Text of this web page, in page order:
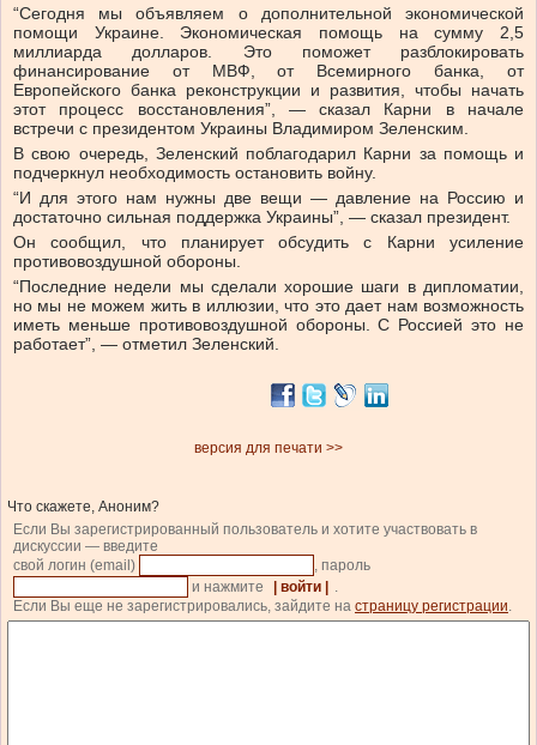
“Сегодня мы объявляем о дополнительной экономической
помощи Украине. Экономическая помощь на сумму 2,5
миллиарда долларов. Это поможет разблокировать
финансирование от МВФ, от Всемирного банка, от
Европейского банка реконструкции и развития, чтобы начать
этот процесс восстановления”, — сказал Карни в начале
встречи с президентом Украины Владимиром Зеленским.
В свою очередь, Зеленский поблагодарил Карни за помощь и
подчеркнул необходимость остановить войну.
“И для этого нам нужны две вещи — давление на Россию и
достаточно сильная поддержка Украины”, — сказал президент.
Он сообщил, что планирует обсудить с Карни усиление
противовоздушной обороны.
“Последние недели мы сделали хорошие шаги в дипломатии,
но мы не можем жить в иллюзии, что это дает нам возможность
иметь меньше противовоздушной обороны. С Россией это не
работает”, — отметил Зеленский.
версия для печати >>
Что скажете, Аноним?
Если Вы зарегистрированный пользователь и хотите участвовать в
дискуссии — введите
свой логин (email)
, пароль
и нажмите
| войти |
.
Если Вы еще не зарегистрировались, зайдите на страницу регистрации.